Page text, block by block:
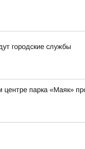
городские службы
парка «Маяк»